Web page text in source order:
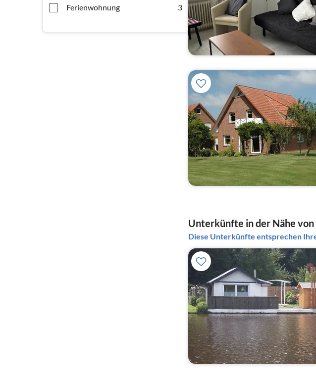
Ferienwohnung
3
Unterkünfte in der Nähe von
Diese Unterkünfte entsprechen